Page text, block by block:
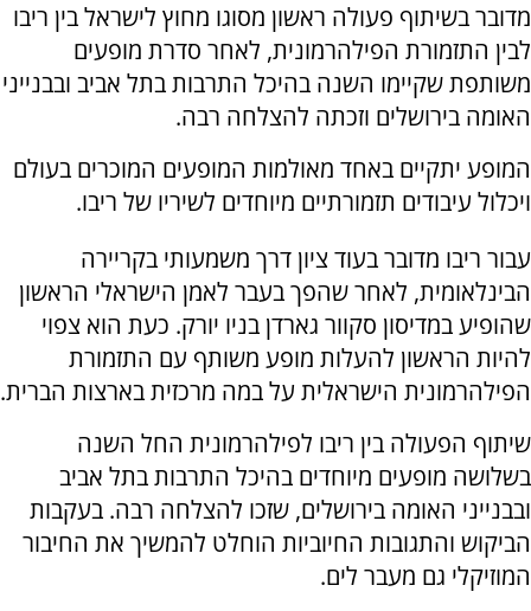
מדובר בשיתוף פעולה ראשון מסוגו מחוץ לישראל בין ריבו
לבין התזמורת הפילהרמונית, לאחר סדרת מופעים
משותפת שקיימו השנה בהיכל התרבות בתל אביב ובבנייני
האומה בירושלים וזכתה להצלחה רבה.
המופע יתקיים באחד מאולמות המופעים המוכרים בעולם
ויכלול עיבודים תזמורתיים מיוחדים לשיריו של ריבו.
עבור ריבו מדובר בעוד ציון דרך משמעותי בקריירה
הבינלאומית, לאחר שהפך בעבר לאמן הישראלי הראשון
שהופיע במדיסון סקוור גארדן בניו יורק. כעת הוא צפוי
להיות הראשון להעלות מופע משותף עם התזמורת
הפילהרמונית הישראלית על במה מרכזית בארצות הברית.
שיתוף הפעולה בין ריבו לפילהרמונית החל השנה
בשלושה מופעים מיוחדים בהיכל התרבות בתל אביב
ובבנייני האומה בירושלים, שזכו להצלחה רבה. בעקבות
הביקוש והתגובות החיוביות הוחלט להמשיך את החיבור
המוזיקלי גם מעבר לים.